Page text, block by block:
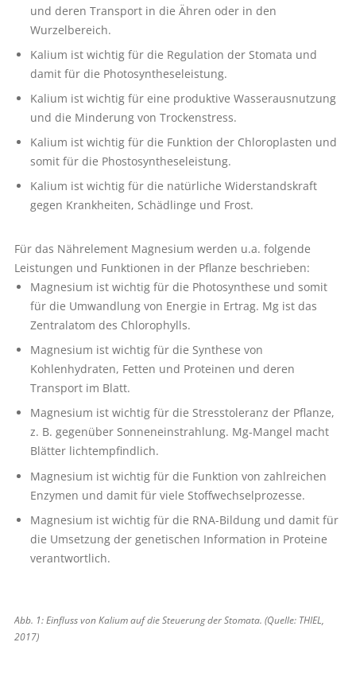
und deren Transport in die Ähren oder in den
Wurzelbereich.
Kalium ist wichtig für die Regulation der Stomata und
damit für die Photosyntheseleistung.
Kalium ist wichtig für eine produktive Wasserausnutzung
und die Minderung von Trockenstress.
Kalium ist wichtig für die Funktion der Chloroplasten und
somit für die Phostosyntheseleistung.
Kalium ist wichtig für die natürliche Widerstandskraft
gegen Krankheiten, Schädlinge und Frost.
Für das Nährelement Magnesium werden u.a. folgende
Leistungen und Funktionen in der Pflanze beschrieben:
Magnesium ist wichtig für die Photosynthese und somit
für die Umwandlung von Energie in Ertrag. Mg ist das
Zentralatom des Chlorophylls.
Magnesium ist wichtig für die Synthese von
Kohlenhydraten, Fetten und Proteinen und deren
Transport im Blatt.
Magnesium ist wichtig für die Stress­toleranz der Pflanze,
z. B. gegenüber Sonneneinstrahlung. Mg-Mangel macht
Blätter lichtempfindlich.
Magnesium ist wichtig für die Funktion von zahlreichen
Enzymen und damit für viele Stoffwechselprozesse.
Magnesium ist wichtig für die RNA-Bildung und damit für
die Umsetzung der genetischen Information in Proteine
verantwortlich.
Abb. 1: Einfluss von Kalium auf die Steu­erung der Stomata. (Quelle: THIEL,
2017)